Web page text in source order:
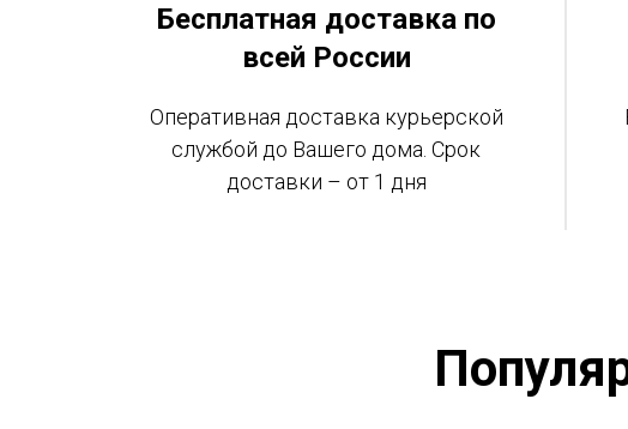
Бесплатная доставка по
всей России
Оперативная доставка курьерской
службой до Вашего дома. Срок
доставки – от 1 дня